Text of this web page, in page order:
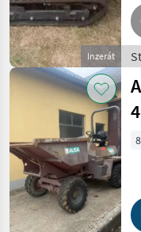
Inzerát